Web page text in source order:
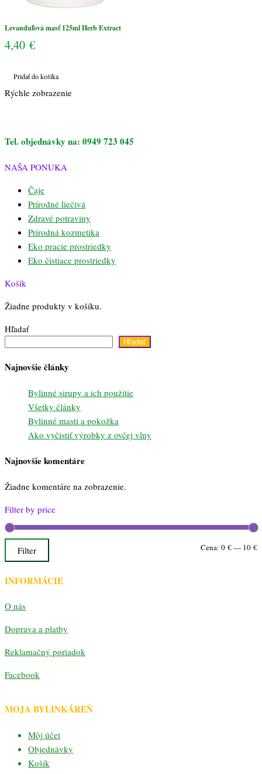
Levanduľová masť 125ml Herb Extract
4,40 €
Pridať do košíka
Rýchle zobrazenie
Tel. objednávky na: 0949 723 045
NAŠA PONUKA
Čaje
Prírodné liečivá
Zdravé potraviny
Prírodná kozmetika
Eko pracie prostriedky
Eko čistiace prostriedky
Košík
Žiadne produkty v košíku.
Hľadať
Hľadať
Najnovšie články
Bylinné sirupy a ich použitie
Všetky články
Bylinné masti a pokožka
Ako vyčistiť výrobky z ovčej vlny
Najnovšie komentáre
Žiadne komentáre na zobrazenie.
Filter by price
Filter Cena: 0 €— 10 €
INFORMÁCIE
O nás
Doprava a platby
Reklamačný poriadok
Facebook
MOJA BYLINKÁREŇ
Môj účet
Objednávky
Košík